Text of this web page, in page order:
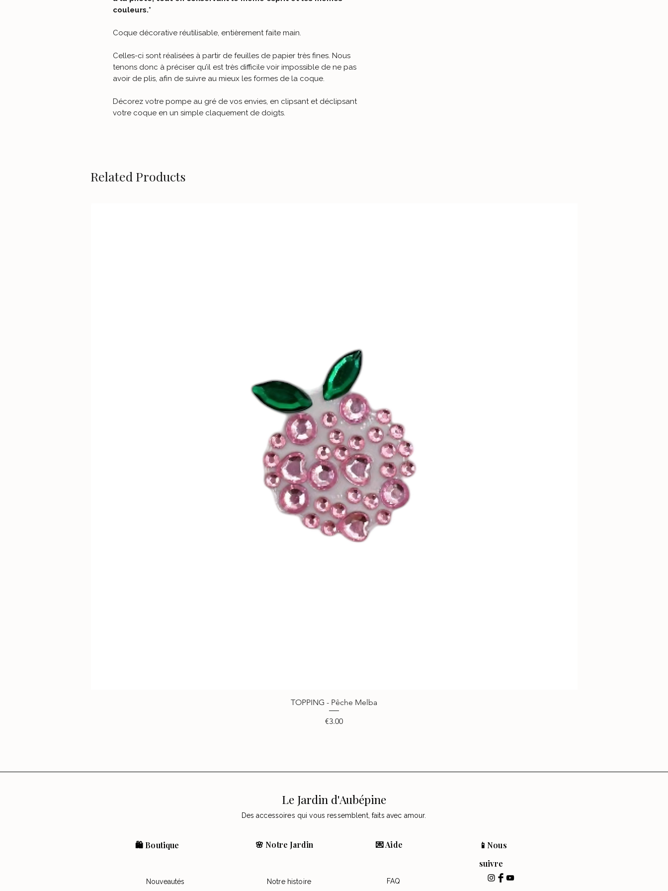
couleurs.*
Coque décorative réutilisable, entièrement faite main.
Celles-ci sont réalisées à partir de feuilles de papier très fines. Nous
tenons donc à préciser qu’il est très difficile voir impossible de ne pas
avoir de plis, afin de suivre au mieux les formes de la coque.
Décorez votre pompe au gré de vos envies, en clipsant et déclipsant
votre coque en un simple claquement de doigts.
Related Products
Quick View
TOPPING - Pêche Melba
Price
€3.00
Le Jardin d'Aubépine
Des accessoires qui vous ressemblent, faits avec amour.
🛍️ Boutique 🌸 Notre Jardin 💌 Aide
📱Nous
suivre
Nouveautés Notre histoire FAQ